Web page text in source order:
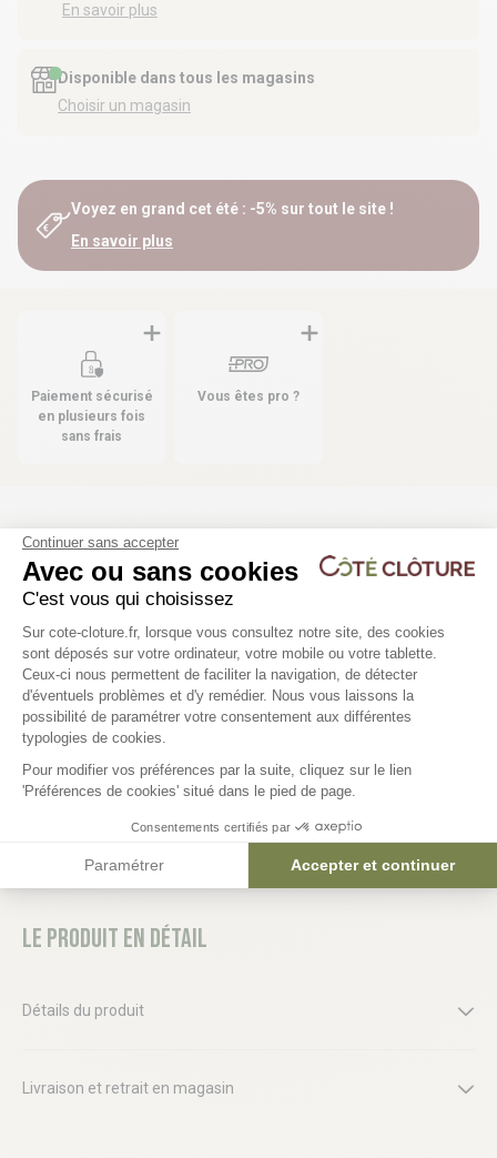
En savoir plus
Disponible dans tous les magasins
Choisir un magasin
Voyez en grand cet été : -5% sur tout le site !
En savoir plus
Paiement sécurisé
en plusieurs fois
sans frais
Vous êtes pro ?
Les produits compatibles
Goujon / cheville d'ancrage Ø12 x
100 mm
2,36 €
6 déclinaisons
Platine poteau à clips
20,60 €
Le produit en détail
Détails du produit
Livraison et retrait en magasin
Continuer sans accepter
Avec ou sans cookies
C'est vous qui choisissez
Plateforme de Gestion du
Sur cote-cloture.fr, lorsque vous consultez notre site, des cookies
sont déposés sur votre ordinateur, votre mobile ou votre tablette.
Ceux-ci nous permettent de faciliter la navigation, de détecter
d'éventuels problèmes et d'y remédier. Nous vous laissons la
possibilité de paramétrer votre consentement aux différentes
typologies de cookies.
Pour modifier vos préférences par la suite, cliquez sur le lien
'Préférences de cookies' situé dans le pied de page.
Consentements certifiés par
Paramétrer Accepter et continuer
Axeptio consent